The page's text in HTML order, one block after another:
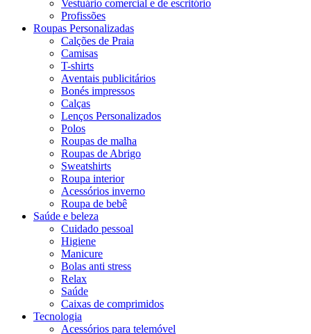
Vestuário comercial e de escritório
Profissões
Roupas Personalizadas
Calções de Praia
Camisas
T-shirts
Aventais publicitários
Bonés impressos
Calças
Lenços Personalizados
Polos
Roupas de malha
Roupas de Abrigo
Sweatshirts
Roupa interior
Acessórios inverno
Roupa de bebê
Saúde e beleza
Cuidado pessoal
Higiene
Manicure
Bolas anti stress
Relax
Saúde
Caixas de comprimidos
Tecnologia
Acessórios para telemóvel